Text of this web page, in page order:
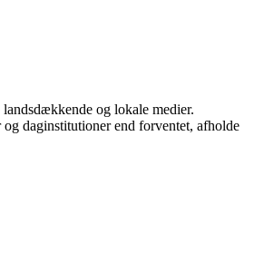
og lokale medier.
daginstitutioner end forventet, afholde